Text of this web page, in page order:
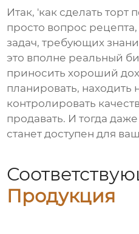
Итак, 'как сделать торт
просто вопрос
задач, требующих
это вполне реальный
приносить хороший
планировать, находить
контролировать
продавать. И тогда
станет доступен для
Продукция